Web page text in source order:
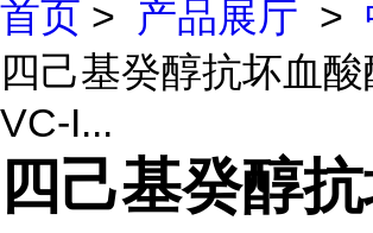
首页 > 产品展厅 >
四己基癸醇抗坏血
VC-I...
四己基癸醇